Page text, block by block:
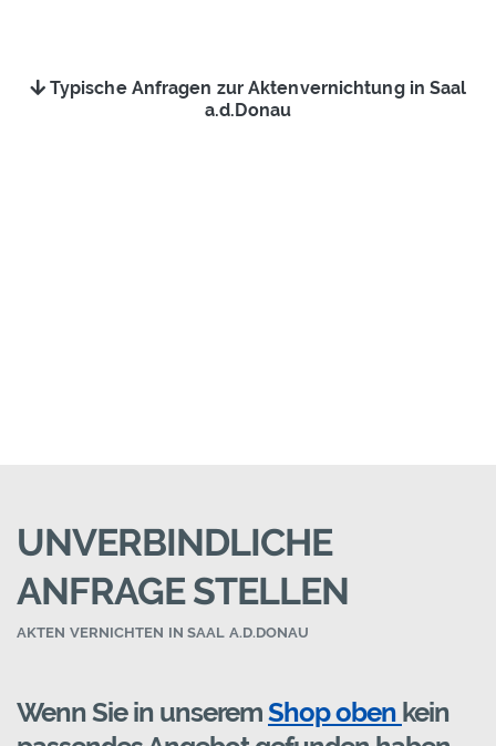
Typische Anfragen zur Aktenvernichtung in Saal
a.d.Donau
UNVERBINDLICHE
ANFRAGE STELLEN
AKTEN VERNICHTEN IN SAAL A.D.DONAU
Wenn Sie in unseremShop oben kein